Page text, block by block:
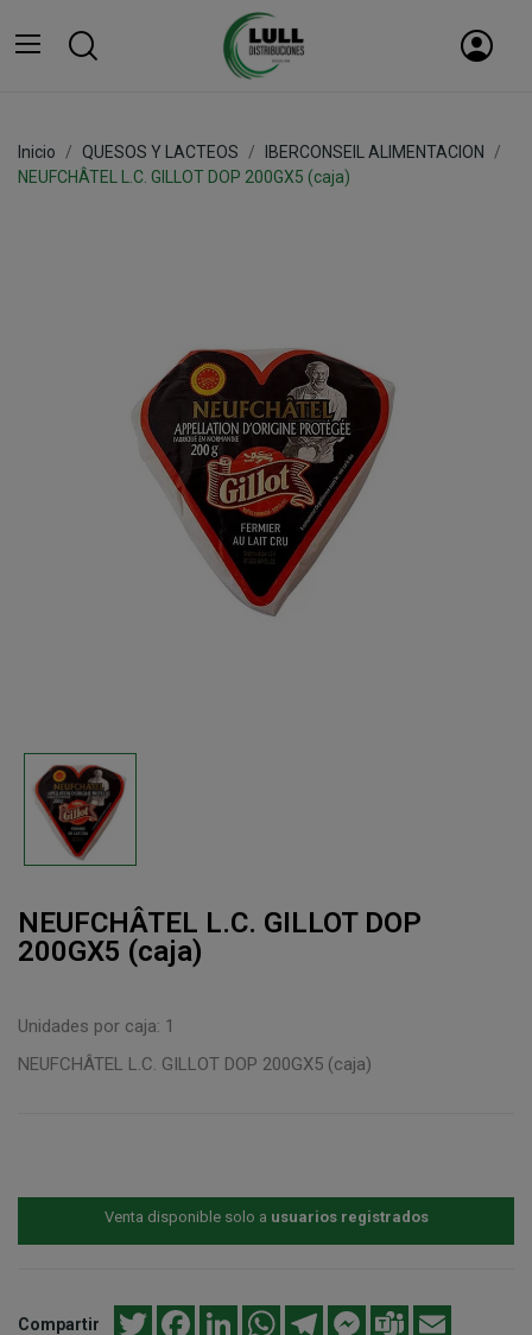
Inicio QUESOS Y LACTEOS
IBERCONSEIL ALIMENTACION
NEUFCHÂTEL L.C. GILLOT DOP 200GX5 (caja)
NEUFCHÂTEL L.C. GILLOT DOP
200GX5 (caja)
Unidades por caja: 1
NEUFCHÂTEL L.C. GILLOT DOP 200GX5 (caja)
Venta disponible solo a usuarios registrados
Compartir Twitter FacebookLinkedInWhatsAppTelegramMessenger
Teams